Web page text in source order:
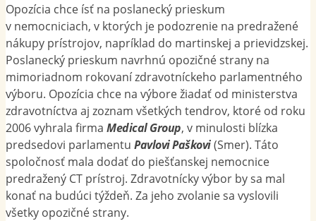
Opozícia chce ísť na poslanecký prieskum
v nemocniciach, v ktorých je podozrenie na predražené
nákupy prístrojov, napríklad do martinskej a prievidzskej.
Poslanecký prieskum navrhnú opozičné strany na
mimoriadnom rokovaní zdravotníckeho parlamentného
výboru. Opozícia chce na výbore žiadať od ministerstva
zdravotníctva aj zoznam všetkých tendrov, ktoré od roku
2006 vyhrala firma Medical Group, v minulosti blízka
predsedovi parlamentu Pavlovi Paškovi(Smer). Táto
spoločnosť mala dodať do piešťanskej nemocnice
predražený CT prístroj. Zdravotnícky výbor by sa mal
konať na budúci týždeň. Za jeho zvolanie sa vyslovili
všetky opozičné strany.